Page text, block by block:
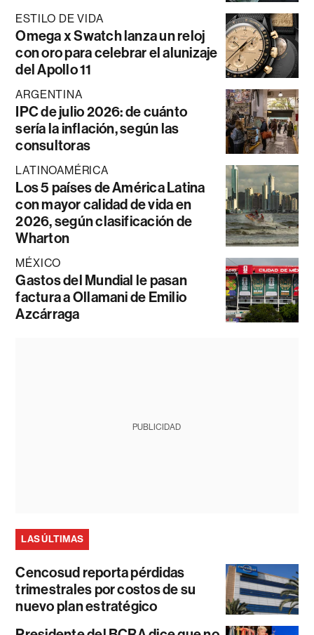
ESTILO DE VIDA
Omega x Swatch lanza un reloj
con oro para celebrar el alunizaje
del Apollo 11
ARGENTINA
IPC de julio 2026: de cuánto
sería la inflación, según las
consultoras
LATINOAMÉRICA
Los 5 países de América Latina
con mayor calidad de vida en
2026, según clasificación de
Wharton
MÉXICO
Gastos del Mundial le pasan
factura a Ollamani de Emilio
Azcárraga
PUBLICIDAD
LAS ÚLTIMAS
Cencosud reporta pérdidas
trimestrales por costos de su
nuevo plan estratégico